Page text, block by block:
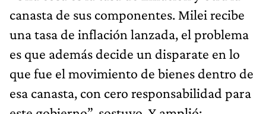
canasta de sus componentes. Milei recibe
una tasa de inflación lanzada, el problema
es que además decide un disparate en lo
que fue el movimiento de bienes dentro de
esa canasta, con cero responsabilidad para